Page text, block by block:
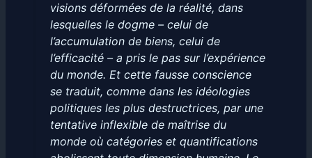
visions déformées de la réalité, dans
lesquelles le dogme – celui de
l’accumulation de biens, celui de
l’efficacité – a pris le pas sur l’expérience
du monde. Et cette fausse conscience
se traduit, comme dans les idéologies
politiques les plus destructrices, par une
tentative inflexible de maîtrise du
monde où catégories et quantifications